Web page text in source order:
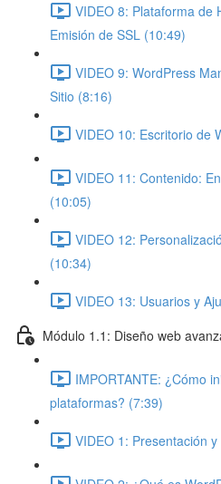
VIDEO 8: Plataforma de
Emisión de SSL (10:49)
VIDEO 9: WordPress
Sitio (8:16)
VIDEO 10: Escritorio de
VIDEO 11: Contenido:
(10:05)
VIDEO 12:
(10:34)
VIDEO 13: Usuarios y
Módulo 1.1: Diseño web
IMPORTANTE: ¿Cómo
plataformas? (7:39)
VIDEO 1: Presentación